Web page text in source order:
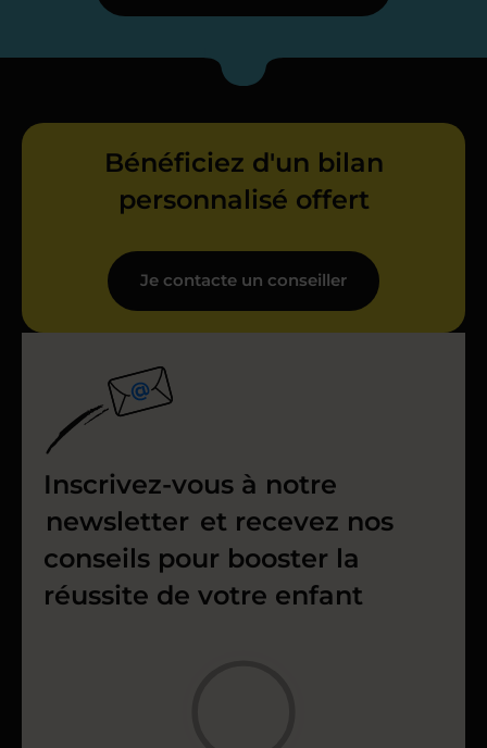
Bénéficiez d'un bilan
personnalisé offert
Je contacte un conseiller
Inscrivez-vous à notre
newsletter et recevez nos
conseils pour booster la
réussite de votre enfant